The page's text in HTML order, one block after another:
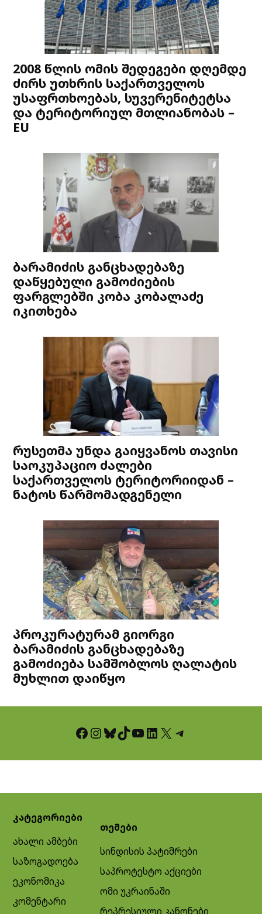
2008 წლის ომის შედეგები დღემდე
ძირს უთხრის საქართველოს
უსაფრთხოებას, სუვერენიტეტსა
და ტერიტორიულ მთლიანობას –
EU
ბარამიძის განცხადებაზე
დაწყებული გამოძიების
ფარგლებში კობა კობალაძე
იკითხება
რუსეთმა უნდა გაიყვანოს თავისი
საოკუპაციო ძალები
საქართველოს ტერიტორიიდან –
ნატოს წარმომადგენელი
პროკურატურამ გიორგი
ბარამიძის განცხადებაზე
გამოძიება სამშობლოს ღალატის
მუხლით დაიწყო
Facebook InstagramBluesky TikTok YouTube LinkedIn X Telegram
კატეგორიები
ახალი ამბები
საზოგადოება
ეკონომიკა
კომენტარი
თემები
სინდისის პატიმრები
საპროტესტო აქციები
ომი უკრაინაში
რეპრესიული კანონები